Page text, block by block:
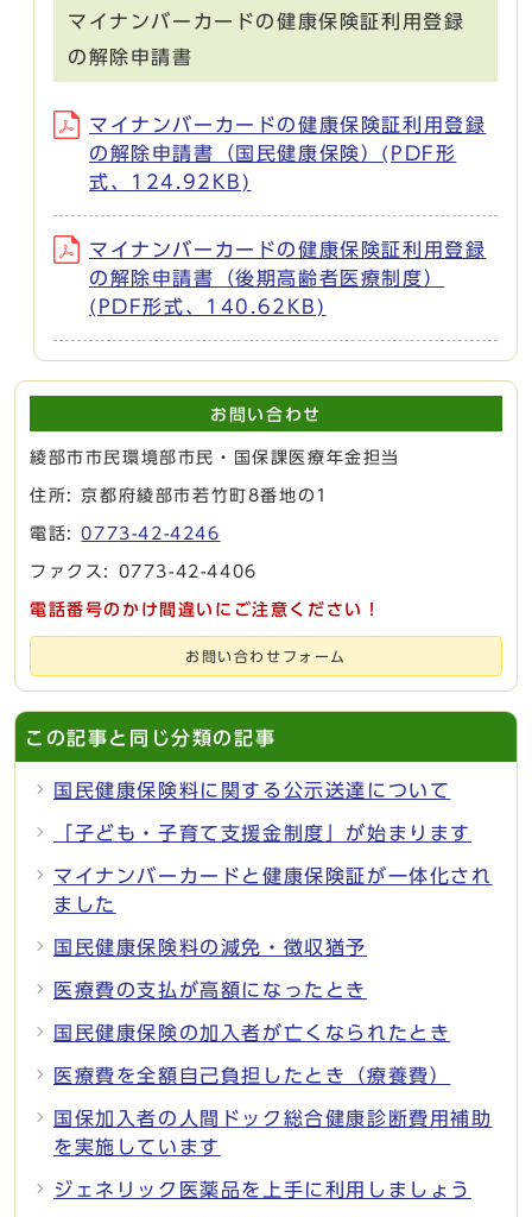
マイナンバーカードの健康保険証利用登録
の解除申請書
マイナンバーカードの健康保険証利用登録
の解除申請書（国民健康保険）(PDF形
式、124.92KB)
マイナンバーカードの健康保険証利用登録
の解除申請書（後期高齢者医療制度）
(PDF形式、140.62KB)
お問い合わせ
綾部市市民環境部市民・国保課医療年金担当
住所: 京都府綾部市若竹町8番地の1
電話:0773-42-4246
ファクス: 0773-42-4406
電話番号のかけ間違いにご注意ください！
お問い合わせフォーム
この記事と同じ分類の記事
国民健康保険料に関する公示送達について
「子ども・子育て支援金制度」が始まります
マイナンバーカードと健康保険証が一体化され
ました
国民健康保険料の減免・徴収猶予
医療費の支払が高額になったとき
国民健康保険の加入者が亡くなられたとき
医療費を全額自己負担したとき（療養費）
国保加入者の人間ドック総合健康診断費用補助
を実施しています
ジェネリック医薬品を上手に利用しましょう